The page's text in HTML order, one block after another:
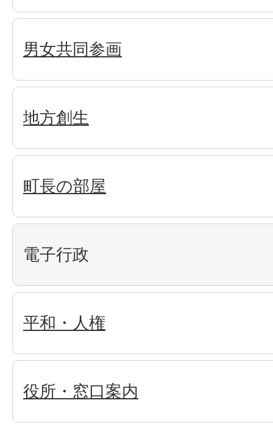
男女共同参画
地方創生
町長の部屋
電子行政
平和・人権
役所・窓口案内